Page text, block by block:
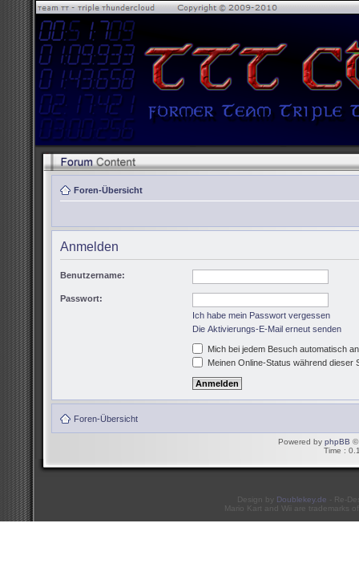
Foren-Übersicht
Anmelden
Benutzername:
Passwort:
Ich habe mein Passwort vergessen
Die Aktivierungs-E-Mail erneut senden
Mich bei jedem Besuch automatisch
Meinen Online-Status während dieser
Foren-Übersicht
Powered by phpBB ©
Time :
Design by Doublekey.de - Re-
Mario Kart and Wii are trademarks